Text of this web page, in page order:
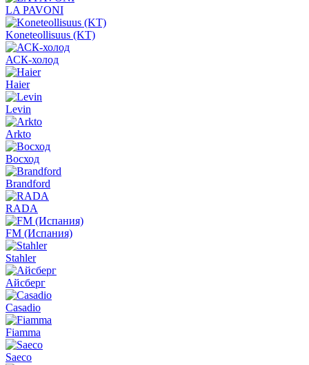
LA PAVONI
Koneteollisuus (KT)
АСК-холод
Haier
Levin
Arkto
Восход
Brandford
RADA
FM (Испания)
Stahler
Айсберг
Casadio
Fiamma
Saeco